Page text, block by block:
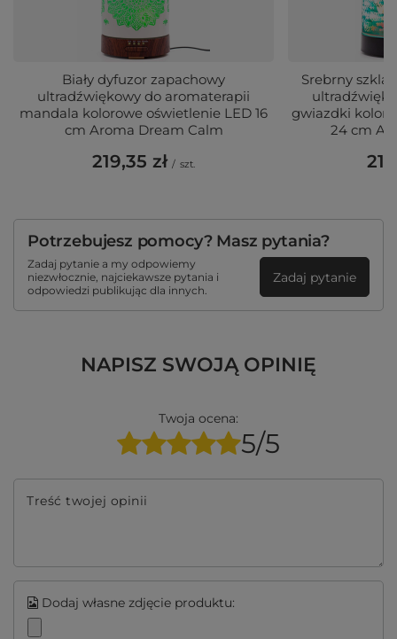
Biały dyfuzor zapachowy
ultradźwiękowy do aromaterapii
mandala kolorowe oświetlenie LED 16
cm Aroma Dream Calm
219,35 zł / szt.
Srebrny
gwiazdki
24 cm
Potrzebujesz pomocy? Masz pytania?
Zadaj pytanie a my odpowiemy
niezwłocznie, najciekawsze pytania i
odpowiedzi publikując dla innych.
Zadaj pytanie
NAPISZ SWOJĄ OPINIĘ
Twoja ocena:
5/5
Treść twojej opinii
Dodaj własne zdjęcie produktu: